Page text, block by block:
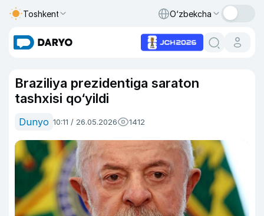
Toshkent O‘zbekcha
Braziliya prezidentiga saraton
tashxisi qo‘yildi
Dunyo 10:11 / 26.05.2026 1412